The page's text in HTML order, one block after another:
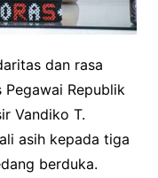
dan rasa
Pegawai Republik
Vandiko T.
asih kepada tiga
berduka.